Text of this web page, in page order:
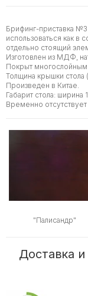
Брифинг-приставка
использоваться как в
отдельно стоящий
Изготовлен из МДФ,
Покрыт
Толщина крышки
Произведен в Китае.
Габарит стола:
Временно
"Палисандр"
Доставка